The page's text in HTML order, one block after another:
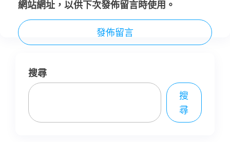
網站網址，以供下次發佈留言時使用。
搜尋
搜
尋